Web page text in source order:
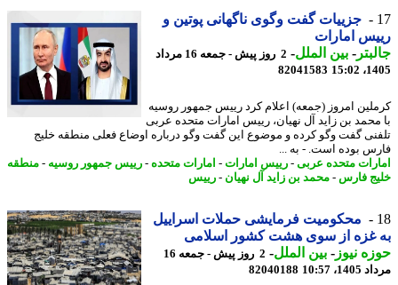
جزییات گفت وگوی ناگهانی پوتین و
امارات
-بین الملل-
2 روز پیش - جمعه 16 مرداد
82041583
امروز (جمعه) اعلام کرد رییس جمهور روسیه
بن زاید آل نهیان، رییس امارات متحده عربی
گفت وگو کرده و موضوع این گفت وگو درباره اوضاع فعلی منطقه خلیج
بوده است. - به ...
متحده عربی- رییس امارات- امارات متحده-رییس جمهور روسیه-منطقه
فارس-محمد بن زاید آل نهیان-رییس
محکومیت فرمایشی حملات اسراییل
غزه از سوی هشت کشور اسلامی
نیوز-بین الملل-
2 روز پیش - جمعه 16
10:57
82040188